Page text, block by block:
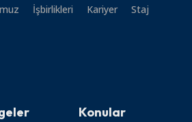
İşbirlikleri Kariyer
Staj
Konular